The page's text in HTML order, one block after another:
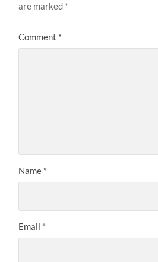
are marked *
Comment *
Name *
Email *